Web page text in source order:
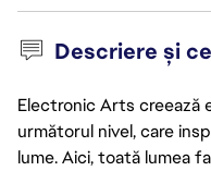
Descriere și
Electronic Arts
următorul nivel, care
lume. Aici, toată lumea